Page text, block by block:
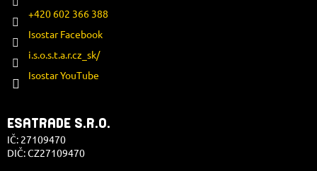
+420 602 366 388
Isostar Facebook
i.s.o.s.t.a.r.cz_sk/
Isostar YouTube
ESATRADE S.R.O.
IČ: 27109470
DIČ: CZ27109470